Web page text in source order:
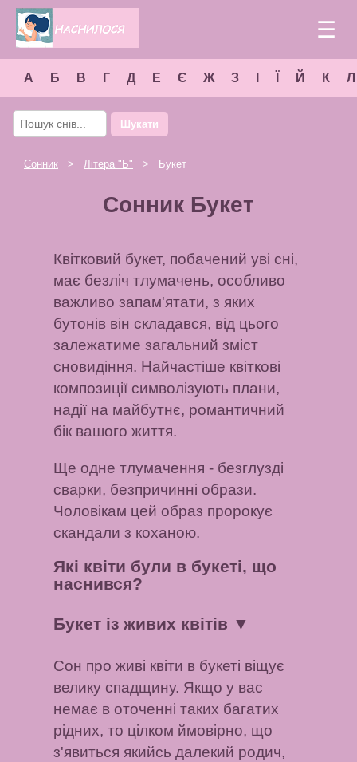
☰
А Б В Г Д Е Є Ж З Й К Л
Шукати
Сонник > Літера " Б" > Букет
Сонник Букет
Квітковий букет, побачений уві сні,
має безліч тлумачень, особливо
важливо запам'ятати, з яких
бутонів він складався, від цього
залежатиме загальний зміст
сновидіння. Найчастіше квіткові
композиції символізують плани,
надії на майбутнє, романтичний
бік вашого життя.
Ще одне тлумачення - безглузді
сварки, безпричинні образи.
Чоловікам цей образ пророкує
скандали з коханою.
Які квіти були в букеті, що
наснився?
Букет із живих квітів ▼
Сон про живі квіти в букеті віщує
велику спадщину. Якщо у вас
немає в оточенні таких багатих
рідних, то цілком ймовірно, що
з'явиться якийсь далекий родич,